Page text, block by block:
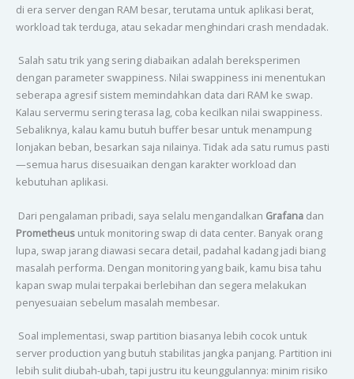
di era server dengan RAM besar, terutama untuk aplikasi berat,
workload tak terduga, atau sekadar menghindari crash mendadak.
Salah satu trik yang sering diabaikan adalah bereksperimen
dengan parameter swappiness. Nilai swappiness ini menentukan
seberapa agresif sistem memindahkan data dari RAM ke swap.
Kalau servermu sering terasa lag, coba kecilkan nilai swappiness.
Sebaliknya, kalau kamu butuh buffer besar untuk menampung
lonjakan beban, besarkan saja nilainya. Tidak ada satu rumus pasti
—semua harus disesuaikan dengan karakter workload dan
kebutuhan aplikasi.
Dari pengalaman pribadi, saya selalu mengandalkan Grafanadan
Prometheusuntuk monitoring swap di data center. Banyak orang
lupa, swap jarang diawasi secara detail, padahal kadang jadi biang
masalah performa. Dengan monitoring yang baik, kamu bisa tahu
kapan swap mulai terpakai berlebihan dan segera melakukan
penyesuaian sebelum masalah membesar.
Soal implementasi, swap partition biasanya lebih cocok untuk
server production yang butuh stabilitas jangka panjang. Partition ini
lebih sulit diubah-ubah, tapi justru itu keunggulannya: minim risiko